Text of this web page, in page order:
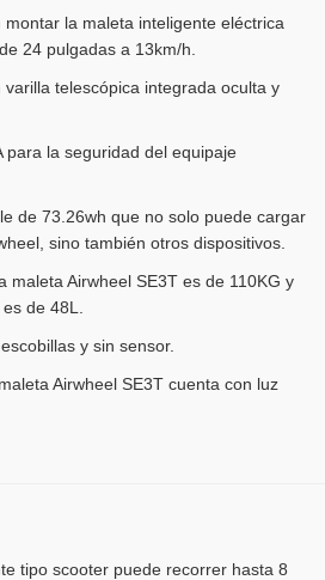
la maleta inteligente eléctrica
24 pulgadas a 13km/h.
telescópica integrada oculta y
para la seguridad del equipaje
de 73.26wh que no solo puede cargar
sino también otros dispositivos.
maleta Airwheel SE3T es de 110KG y
de 48L.
y sin sensor.
Airwheel SE3T cuenta con luz
tipo scooter puede recorrer hasta 8